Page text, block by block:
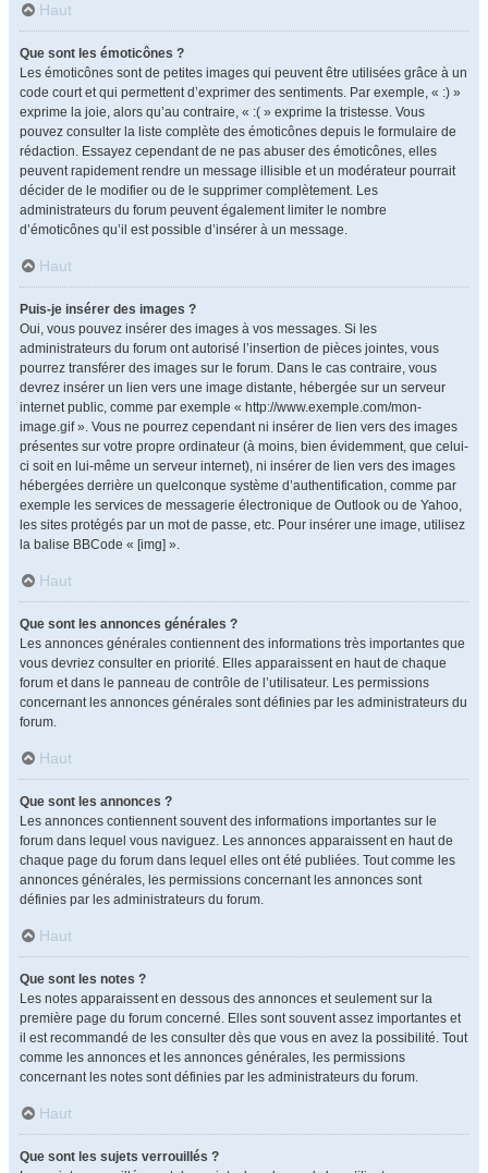
Haut
Que sont les émoticônes ?
Les émoticônes sont de petites images qui peuvent être utilisées grâce à un
code court et qui permettent d’exprimer des sentiments. Par exemple, « :) »
exprime la joie, alors qu’au contraire, « :( » exprime la tristesse. Vous
pouvez consulter la liste complète des émoticônes depuis le formulaire de
rédaction. Essayez cependant de ne pas abuser des émoticônes, elles
peuvent rapidement rendre un message illisible et un modérateur pourrait
décider de le modifier ou de le supprimer complètement. Les
administrateurs du forum peuvent également limiter le nombre
d’émoticônes qu’il est possible d’insérer à un message.
Haut
Puis-je insérer des images ?
Oui, vous pouvez insérer des images à vos messages. Si les
administrateurs du forum ont autorisé l’insertion de pièces jointes, vous
pourrez transférer des images sur le forum. Dans le cas contraire, vous
devrez insérer un lien vers une image distante, hébergée sur un serveur
internet public, comme par exemple « http://www.exemple.com/mon-
image.gif ». Vous ne pourrez cependant ni insérer de lien vers des images
présentes sur votre propre ordinateur (à moins, bien évidemment, que celui-
ci soit en lui-même un serveur internet), ni insérer de lien vers des images
hébergées derrière un quelconque système d’authentification, comme par
exemple les services de messagerie électronique de Outlook ou de Yahoo,
les sites protégés par un mot de passe, etc. Pour insérer une image, utilisez
la balise BBCode « [img] ».
Haut
Que sont les annonces générales ?
Les annonces générales contiennent des informations très importantes que
vous devriez consulter en priorité. Elles apparaissent en haut de chaque
forum et dans le panneau de contrôle de l’utilisateur. Les permissions
concernant les annonces générales sont définies par les administrateurs du
forum.
Haut
Que sont les annonces ?
Les annonces contiennent souvent des informations importantes sur le
forum dans lequel vous naviguez. Les annonces apparaissent en haut de
chaque page du forum dans lequel elles ont été publiées. Tout comme les
annonces générales, les permissions concernant les annonces sont
définies par les administrateurs du forum.
Haut
Que sont les notes ?
Les notes apparaissent en dessous des annonces et seulement sur la
première page du forum concerné. Elles sont souvent assez importantes et
il est recommandé de les consulter dès que vous en avez la possibilité. Tout
comme les annonces et les annonces générales, les permissions
concernant les notes sont définies par les administrateurs du forum.
Haut
Que sont les sujets verrouillés ?